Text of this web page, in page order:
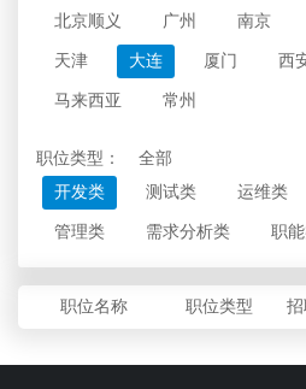
北京顺义 广州 南京
天津 大连 厦门 西
马来西亚 常州
职位类型：
全部
开发类
测试类 运维类
管理类 需求分析类 职
职位名称 职位类型